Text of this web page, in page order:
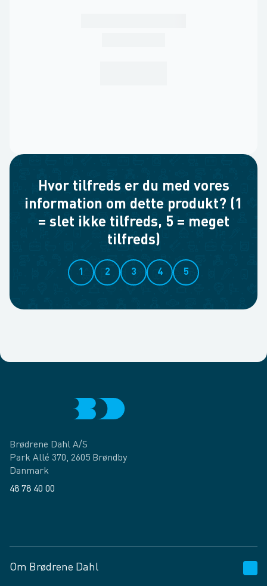
Hvor tilfreds er du med vores
information om dette produkt? (1
= slet ikke tilfreds, 5 = meget
tilfreds)
1 2 3 4 5
Brødrene Dahl A/S
Park Allé 370, 2605 Brøndby
Danmark
48 78 40 00
Om Brødrene Dahl